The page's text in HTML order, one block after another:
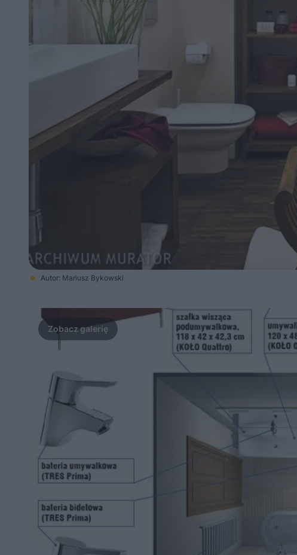
Autor: Mariusz Bykowski